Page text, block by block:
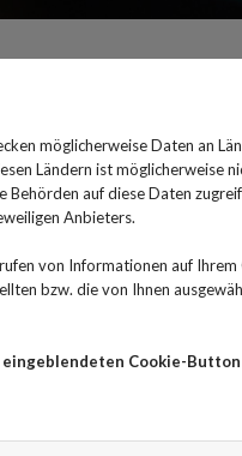
Tracking:
Wie lange war
wie ich es geplant
dass sämtliche
die Schritte und die
möglicherweise Daten an
Ländern ist möglicherweise
Behörden auf diese Daten
Anbieters.
von Informationen auf
bzw. die von Ihnen
Cookie-